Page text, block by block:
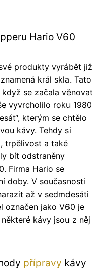
Hario V60
produkty vyrábět již
král skla. Tato
se začala věnovat
vyvrcholilo roku 1980
kterým se chtělo
kávy. Tehdy si
trpělivost a také
bít odstraněny
Firma Hario se
doby. V současnosti
až v sedmdesáti
označen jako V60 je
kávy jsou z něj
přípravy kávy